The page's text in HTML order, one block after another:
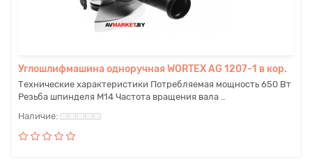
Углошлифмашина одноручная WORTEX AG 1207-1 в кор.
Технические характеристики Потребляемая мощность 650 Вт
Резьба шпинделя M14 Частота вращения вала ..